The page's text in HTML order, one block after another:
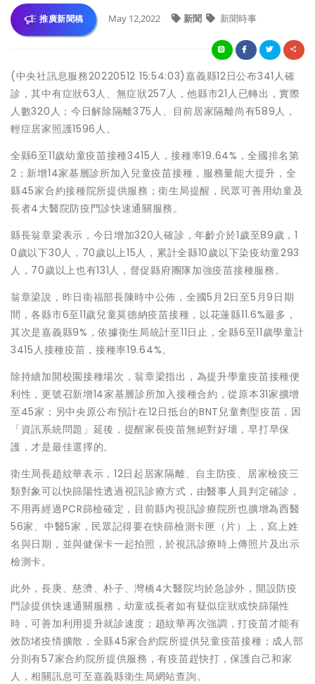
推廣新聞稿 May 12,2022 新聞 新聞時事
(中央社訊息服務20220512 15:54:03)嘉義縣12日公布341人確
診，其中有症狀63人、無症狀257人，他縣市21人已轉出，實際
人數320人；今日解除隔離375人、目前居家隔離尚有589人，
輕症居家照護1596人。
全縣6至11歲幼童疫苗接種3415人，接種率19.64%，全國排名第
2；新增14家基層診所加入兒童疫苗接種，服務量能大提升，全
縣45家合約接種院所提供服務；衛生局提醒，民眾可善用幼童及
長者4大醫院防疫門診快速通關服務。
縣長翁章梁表示，今日增加320人確診，年齡介於1歲至89歲，1
0歲以下30人，70歲以上15人，累計全縣10歲以下染疫幼童293
人，70歲以上也有131人，督促縣府團隊加強疫苗接種服務。
翁章梁說，昨日衛福部長陳時中公佈，全國5月2日至5月9日期
間，各縣市6至11歲兒童莫德納疫苗接種，以花蓮縣11.6%最多，
其次是嘉義縣9%，依據衛生局統計至11日止，全縣6至11歲學童計
3415人接種疫苗，接種率19.64%。
除持續加開校園接種場次，翁章梁指出，為提升學童疫苗接種便
利性，更號召新增14家基層診所加入接種合約，從原本31家擴增
至45家；另中央原公布預計在12日抵台的BNT兒童劑型疫苗，因
「資訊系統問題」延後，提醒家長疫苗無絕對好壞，早打早保
護，才是最佳選擇的。
衛生局長趙紋華表示，12日起居家隔離、自主防疫、居家檢疫三
類對象可以快篩陽性透過視訊診療方式，由醫事人員判定確診，
不用再經過PCR篩檢確定，目前縣內視訊診療院所也擴增為西醫
56家、中醫5家，民眾記得要在快篩檢測卡匣（片）上，寫上姓
名與日期，並與健保卡一起拍照，於視訊診療時上傳照片及出示
檢測卡。
此外，長庚、慈濟、朴子、灣橋4大醫院均於急診外，開設防疫
門診提供快速通關服務，幼童或長者如有疑似症狀或快篩陽性
時，可善加利用提升就診速度；趙紋華再次強調，打疫苗才能有
效防堵疫情擴散，全縣45家合約院所提供兒童疫苗接種；成人部
分則有57家合約院所提供服務，有疫苗趕快打，保護自己和家
人，相關訊息可至嘉義縣衛生局網站查詢。